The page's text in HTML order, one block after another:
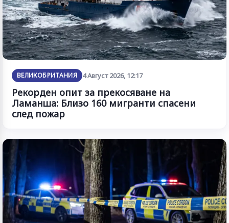
ВЕЛИКОБРИТАНИЯ 4 Август 2026, 12:17
Рекорден опит за прекосяване на
Ламанша: Близо 160 мигранти спасени
след пожар